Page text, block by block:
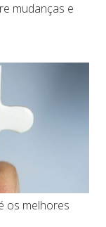
mudanças e
os melhores